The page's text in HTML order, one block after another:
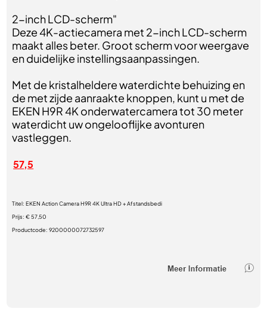
2-inch LCD-scherm"
Deze 4K-actiecamera met 2-inch LCD-scherm
maakt alles beter. Groot scherm voor weergave
en duidelijke instellingsaanpassingen.
Met de kristalheldere waterdichte behuizing en
de met zijde aanraakte knoppen, kunt u met de
EKEN H9R 4K onderwatercamera tot 30 meter
waterdicht uw ongelooflijke avonturen
vastleggen.
57,5
Titel:EKEN Action Camera H9R 4K Ultra HD + Afstandsbedi
Prijs:€ 57,50
Productcode:9200000072732597